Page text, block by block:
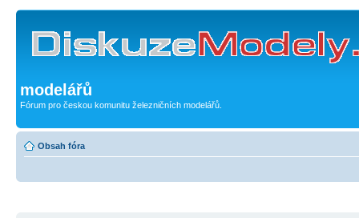
modelářů
Fórum pro českou komunitu železničních modelářů.
Obsah fóra